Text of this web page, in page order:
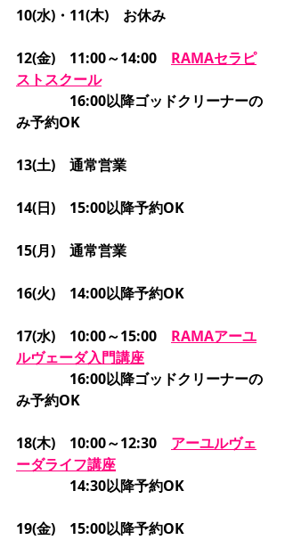
10(水)・11(木)　お休み
12(金)　11:00～14:00 RAMAセラピ
ストスクール
16:00以降ゴッドクリーナーの
み予約OK
13(土)　通常営業
14(日)　15:00以降予約OK
15(月)　通常営業
16(火)　14:00以降予約OK
17(水)　10:00～15:00 RAMAアーユ
ルヴェーダ入門講座
16:00以降ゴッドクリーナーの
み予約OK
18(木)　10:00～12:30 アーユルヴェ
ーダライフ講座
14:30以降予約OK
19(金)　15:00以降予約OK